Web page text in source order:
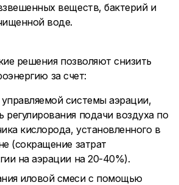
веществ, бактерий и
воде.
решения позволяют снизить
за счет:
системы аэрации,
регулирования подачи воздуха по
кислорода, установленного в
(сокращение затрат
на аэрации на 20-40%).
иловой смеси с помощью